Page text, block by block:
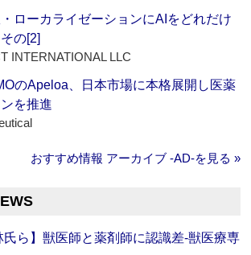
ローカライゼーションにAIをどれだけ
の[2]
INTERNATIONAL LLC
のApeloa、日本市場に本格展開し医薬
を推進
おすすめ情報 アーカイブ ‐AD‐を見る »
氏ら】獣医師と薬剤師に認識差‐獣医療専